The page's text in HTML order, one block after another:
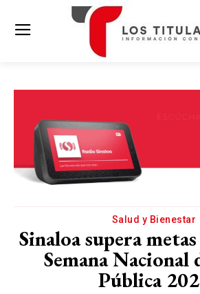
Salud y Bienestar
Sinaloa supera
Semana Nacional
Pública